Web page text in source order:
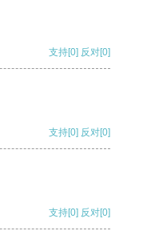
支持[0] 反对[0]
支持[0] 反对[0]
支持[0] 反对[0]